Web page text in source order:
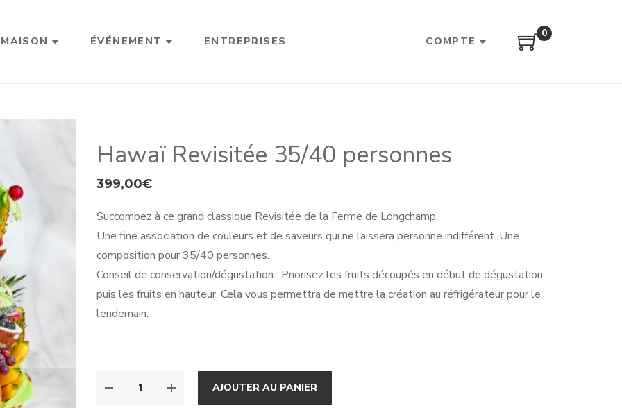
ÉVÉNEMENT ENTREPRISES COMPTE
0
Hawaï Revisitée 35/40 personnes
399,00€
Succombez à ce grand classique Revisitée de la Ferme de Longchamp.
Une fine association de couleurs et de saveurs qui ne laissera personne indifférent. Une
composition pour 35/40 personnes.
Conseil de conservation/dégustation : Priorisez les fruits découpés en début de dégustation
puis les fruits en hauteur. Cela vous permettra de mettre la création au réfrigérateur pour le
lendemain.
AJOUTER AU PANIER